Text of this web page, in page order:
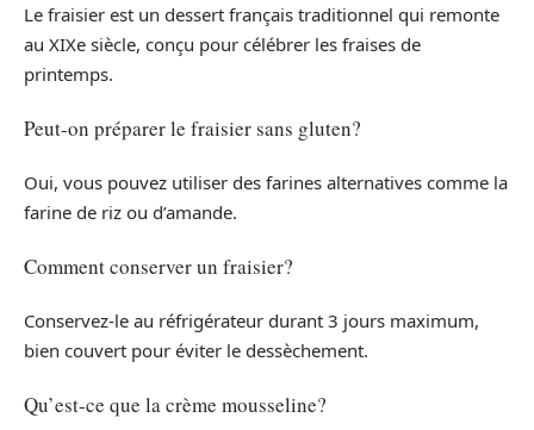
Le fraisier est un dessert français traditionnel qui remonte
au XIXe siècle, conçu pour célébrer les fraises de
printemps.
Peut-on préparer le fraisier sans gluten?
Oui, vous pouvez utiliser des farines alternatives comme la
farine de riz ou d’amande.
Comment conserver un fraisier?
Conservez-le au réfrigérateur durant 3 jours maximum,
bien couvert pour éviter le dessèchement.
Qu’est-ce que la crème mousseline?